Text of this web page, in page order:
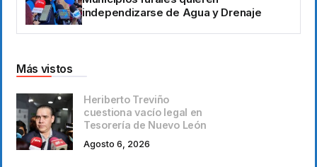
independizarse de Agua y Drenaje
Más vistos
Heriberto Treviño
cuestiona vacío legal en
Tesorería de Nuevo León
Agosto 6, 2026